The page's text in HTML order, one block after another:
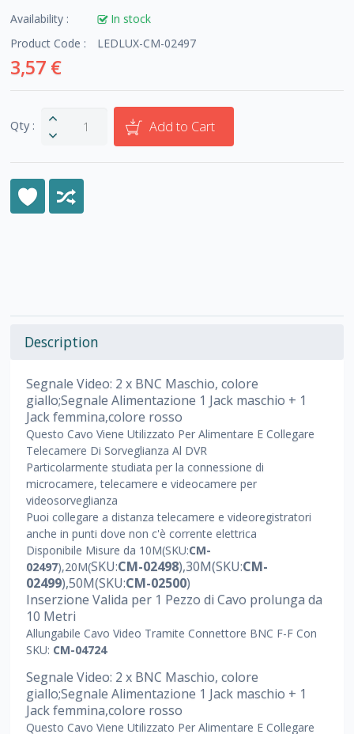
Availability :
In stock
Product Code :
LEDLUX-CM-02497
3,57 €
Qty : Add to Cart
Description
Segnale Video: 2 x BNC Maschio, colore
giallo;Segnale Alimentazione 1 Jack maschio + 1
Jack femmina,colore rosso
Questo Cavo Viene Utilizzato Per Alimentare E Collegare
Telecamere Di Sorveglianza Al DVR
Particolarmente studiata per la connessione di
microcamere, telecamere e videocamere per
videosorveglianza
Puoi collegare a distanza telecamere e videoregistratori
anche in punti dove non c'è corrente elettrica
Disponibile Misure da 10M(SKU:CM-
02497),20M(SKU:CM-02498),30M(SKU:CM-
02499),50M(SKU:CM-02500)
Inserzione Valida per 1 Pezzo di Cavo prolunga da
10 Metri
Allungabile Cavo Video Tramite Connettore BNC F-F Con
SKU: CM-04724
Segnale Video: 2 x BNC Maschio, colore
giallo;Segnale Alimentazione 1 Jack maschio + 1
Jack femmina,colore rosso
Questo Cavo Viene Utilizzato Per Alimentare E Collegare